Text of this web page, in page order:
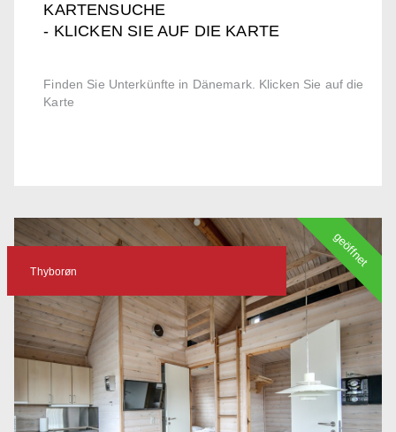
KARTENSUCHE
- KLICKEN SIE AUF DIE KARTE
Finden Sie Unterkünfte in Dänemark. Klicken Sie auf die
Karte
Thyborøn
geöffnet